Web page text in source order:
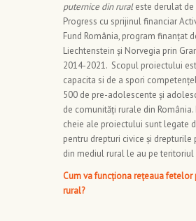
puternice din ruraleste derulat de
Progress cu sprijinul financiar
Fund România, program finanțat
Liechtenstein și Norvegia prin
2014-2021. Scopul proiectului
capacita si de a spori
500 de pre-adolescente și
de comunități rurale din România.
cheie ale proiectului sunt legate
pentru drepturi civice și drepturile
din mediul rural le au pe teritoriul
Cum va funcționa rețeaua fetelor
rural?